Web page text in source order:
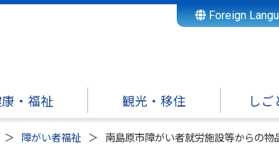
Foreign
・福祉 観光・移住 しご
障がい者福祉 南島原市障がい者就労施設等からの